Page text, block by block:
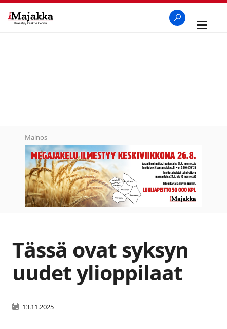
Avaa
Mainos
Tässä ovat syksyn
uudet ylioppilaat
13.11.2025